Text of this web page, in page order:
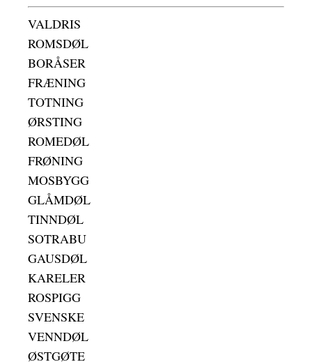
VALDRIS
ROMSDØL
BORÅSER
FRÆNING
TOTNING
ØRSTING
ROMEDØL
FRØNING
MOSBYGG
GLÅMDØL
TINNDØL
SOTRABU
GAUSDØL
KARELER
ROSPIGG
SVENSKE
VENNDØL
ØSTGØTE